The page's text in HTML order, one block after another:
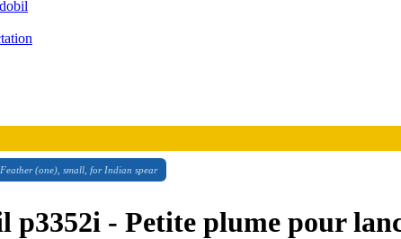
(one), small, for Indian spear
p3352i - Petite plume pour